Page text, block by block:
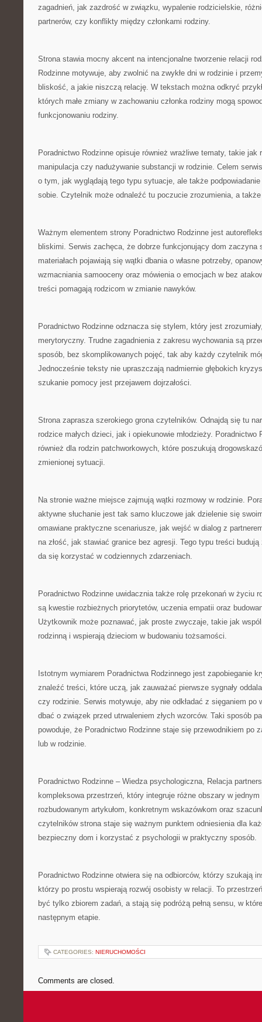
zagadnień, jak zazdrość w związku, wypalenie rodzicielskie,
partnerów, czy konflikty między członkami rodziny.
Strona stawia mocny akcent na intencjonalne tworzenie relacji
Rodzinne motywuje, aby zwolnić na zwykłe dni w rodzinie i
bliskość, a jakie niszczą relację. W tekstach można odkryć
których małe zmiany w zachowaniu członka rodziny mogą
funkcjonowaniu rodziny.
Poradnictwo Rodzinne opisuje również wrażliwe tematy, takie jak
manipulacja czy nadużywanie substancji w rodzinie. Celem
o tym, jak wyglądają tego typu sytuacje, ale także
sobie. Czytelnik może odnaleźć tu poczucie zrozumienia, a
Ważnym elementem strony Poradnictwo Rodzinne jest
bliskimi. Serwis zachęca, że dobrze funkcjonujący dom zaczyna
materiałach pojawiają się wątki dbania o własne potrzeby,
wzmacniania samooceny oraz mówienia o emocjach w bez
treści pomagają rodzicom w zmianie nawyków.
Poradnictwo Rodzinne odznacza się stylem, który jest
merytoryczny. Trudne zagadnienia z zakresu wychowania są
sposób, bez skomplikowanych pojęć, tak aby każdy czytelnik
Jednocześnie teksty nie upraszczają nadmiernie głębokich
szukanie pomocy jest przejawem dojrzałości.
Strona zaprasza szerokiego grona czytelników. Odnajdą się tu
rodzice małych dzieci, jak i opiekunowie młodzieży. Poradnictwo
również dla rodzin patchworkowych, które poszukują
zmienionej sytuacji.
Na stronie ważne miejsce zajmują wątki rozmowy w rodzinie.
aktywne słuchanie jest tak samo kluczowe jak dzielenie się
omawiane praktyczne scenariusze, jak wejść w dialog z
na złość, jak stawiać granice bez agresji. Tego typu treści
da się korzystać w codziennych zdarzeniach.
Poradnictwo Rodzinne uwidacznia także rolę przekonań w życiu
są kwestie rozbieżnych priorytetów, uczenia empatii oraz
Użytkownik może poznawać, jak proste zwyczaje, takie jak
rodzinną i wspierają dzieciom w budowaniu tożsamości.
Istotnym wymiarem Poradnictwa Rodzinnego jest zapobieganie
znaleźć treści, które uczą, jak zauważać pierwsze sygnały
czy rodzinie. Serwis motywuje, aby nie odkładać z sięganiem po
dbać o związek przed utrwaleniem złych wzorców. Taki sposób
powoduje, że Poradnictwo Rodzinne staje się przewodnikiem po
lub w rodzinie.
Poradnictwo Rodzinne – Wiedza psychologiczna, Relacja
kompleksowa przestrzeń, który integruje różne obszary w
rozbudowanym artykułom, konkretnym wskazówkom oraz
czytelników strona staje się ważnym punktem odniesienia dla
bezpieczny dom i korzystać z psychologii w praktyczny sposób.
Poradnictwo Rodzinne otwiera się na odbiorców, którzy szukają
którzy po prostu wspierają rozwój osobisty w relacji. To
być tylko zbiorem zadań, a stają się podróżą pełną sensu, w
następnym etapie.
CATEGORIES: NIERUCHOMOŚCI
Comments are closed.